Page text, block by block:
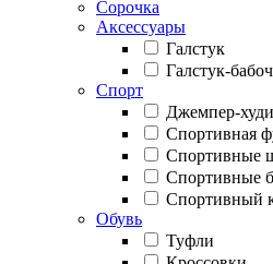
Сорочка
Аксессуары
Галстук
Галстук-
Спорт
Джемпер-худи
Спортивная
Спортивные
Спортивные
Спортивный
Обувь
Туфли